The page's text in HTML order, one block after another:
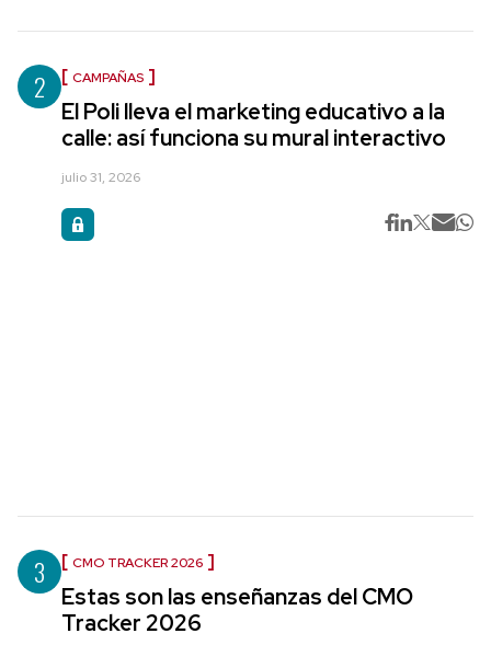
2 CAMPAÑAS
El Poli lleva el marketing educativo a la
calle: así funciona su mural interactivo
julio 31, 2026
3 CMO TRACKER 2026
Estas son las enseñanzas del CMO
Tracker 2026